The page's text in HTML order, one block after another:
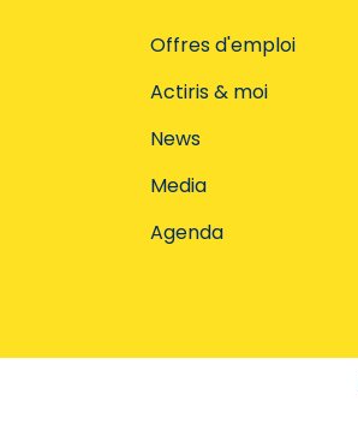
Offres d'emploi
Actiris & moi
News
Media
Agenda